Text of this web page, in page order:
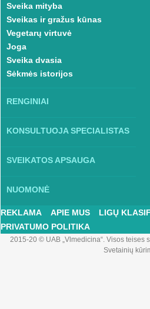
Sveika mityba
Sveikas ir gražus kūnas
Vegetarų virtuvė
Joga
Sveika dvasia
Sėkmės istorijos
RENGINIAI
KONSULTUOJA SPECIALISTAS
SVEIKATOS APSAUGA
NUOMONĖ
REKLAMA APIE MUS LIGŲ
PRIVATUMO POLITIKA
2015-20 © UAB „Vlmedicina“. Visos teises
Svetainių